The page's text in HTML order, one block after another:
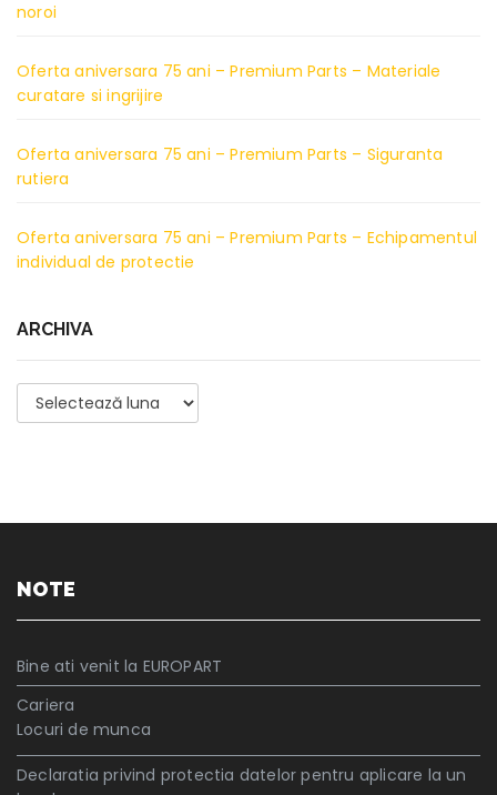
noroi
Oferta aniversara 75 ani – Premium Parts – Materiale
curatare si ingrijire
Oferta aniversara 75 ani – Premium Parts – Siguranta
rutiera
Oferta aniversara 75 ani – Premium Parts – Echipamentul
individual de protectie
ARCHIVA
Archiva
NOTE
Bine ati venit la EUROPART
Cariera
Locuri de munca
Declaratia privind protectia datelor pentru aplicare la un